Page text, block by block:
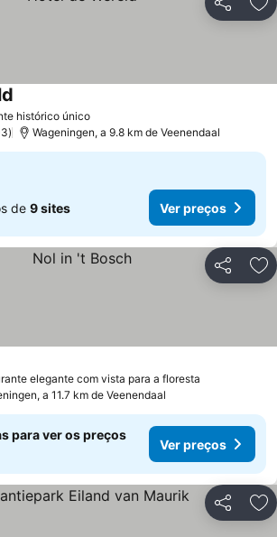
Partilhar
histórico únicoVer preços
Wageningen, a 9.8 km de Veenendaal
de 9 sites Ver preços
Partilhar
elegante com vista para a floresta
preços
a 11.7 km de Veenendaal
para ver os preços
Ver preços
Partilhar